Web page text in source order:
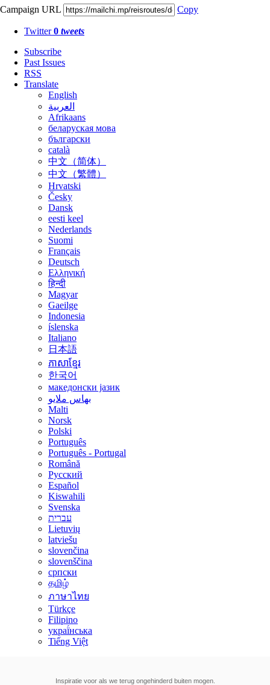
Campaign URL Copy
Twitter0 tweets
Subscribe
Past Issues
RSS
Translate
English
العربية
Afrikaans
беларуская мова
български
català
中文（简体）
中文（繁體）
Hrvatski
Česky
Dansk
eesti keel
Nederlands
Suomi
Français
Deutsch
Ελληνική
हिन्दी
Magyar
Gaeilge
Indonesia
íslenska
Italiano
日本語
ភាសាខ្មែរ
한국어
македонски јазик
بهاس ملايو
Malti
Norsk
Polski
Português
Português - Portugal
Română
Русский
Español
Kiswahili
Svenska
עברית
Lietuvių
latviešu
slovenčina
slovenščina
српски
தமிழ்
ภาษาไทย
Türkçe
Filipino
украї́нська
Tiếng Việt
Inspiratie voor als we terug ongehinderd buiten mogen.